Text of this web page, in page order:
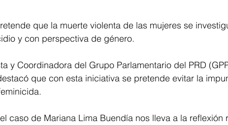
que la muerte violenta de las mujeres se
y con perspectiva de género.
y Coordinadora del Grupo Parlamentario del PRD
que con esta iniciativa se pretende evitar la
caso de Mariana Lima Buendía nos lleva a la reflexión